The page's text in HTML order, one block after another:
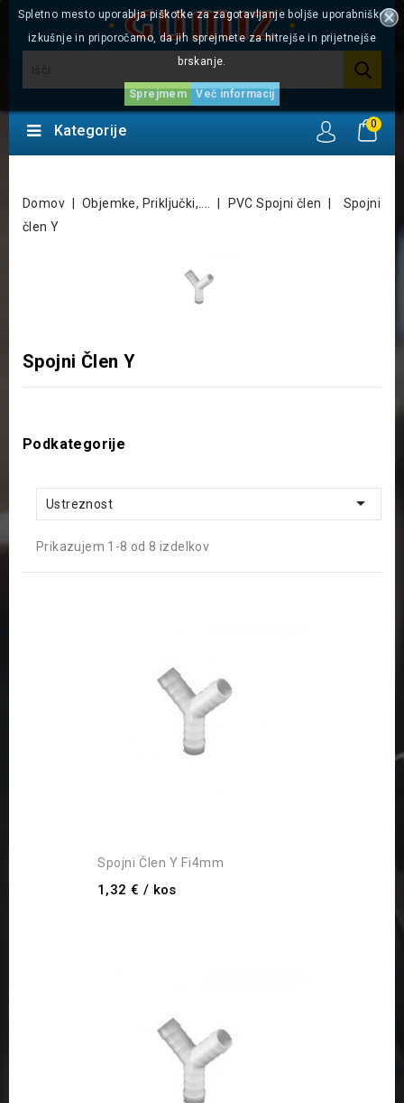
0
Spletno mesto uporablja piškotke za zagotavljanje boljše uporabniške
izkušnje in priporočamo, da jih sprejmete za hitrejše in prijetnejše
brskanje.
Sprejmem Več informacij
Kategorije
Domov Objemke, Priključki,.... PVC Spojni člen
Spojni
člen Y
Spojni Člen Y
Podkategorije
Ustreznost 
Prikazujem 1-8 od 8 izdelkov
Spojni Člen Y Fi4mm
1,32 € / kos